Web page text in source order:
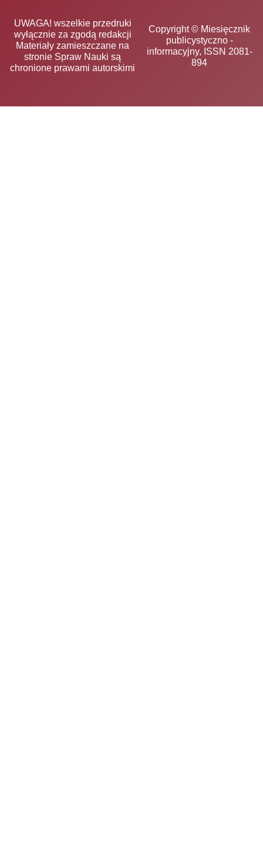
UWAGA! wszelkie przedruki
wyłącznie za zgodą redakcji
Materiały zamieszczane na
stronie Spraw Nauki są
chronione prawami autorskimi
Copyright © Miesięcznik
publicystyczno -
informacyjny, ISSN 2081-
894